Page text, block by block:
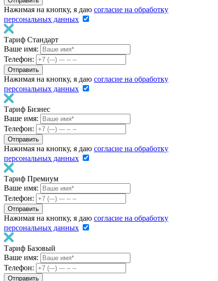
Нажимая на кнопку, я даю согласие на обработку
персональных данных
Тариф Стандарт
Ваше имя:
Телефон:
Нажимая на кнопку, я даю согласие на обработку
персональных данных
Тариф Бизнес
Ваше имя:
Телефон:
Нажимая на кнопку, я даю согласие на обработку
персональных данных
Тариф Премиум
Ваше имя:
Телефон:
Нажимая на кнопку, я даю согласие на обработку
персональных данных
Тариф Базовый
Ваше имя:
Телефон: